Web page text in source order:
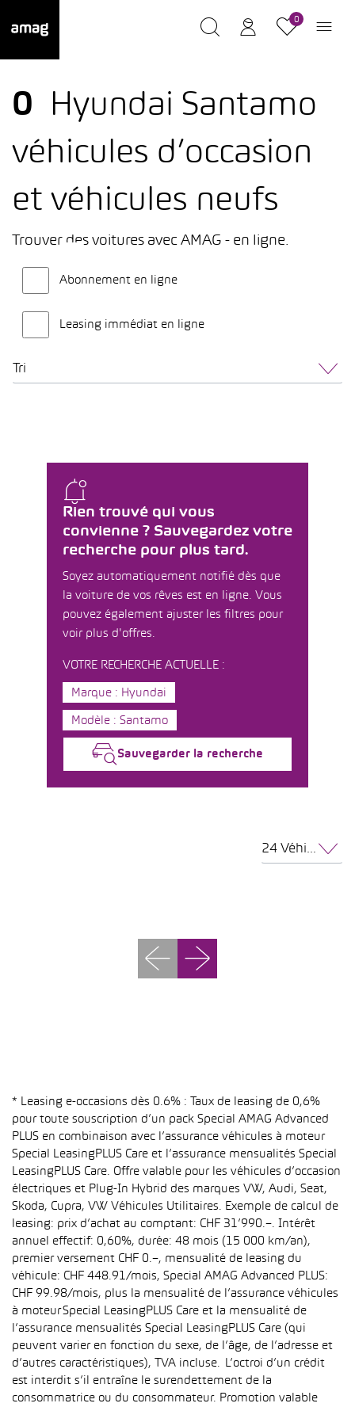
0
0
Hyundai Santamo
véhicules d’occasion
et véhicules neufs
Trouver des voitures avec AMAG - en ligne.
Abonnement en ligne
Leasing immédiat en ligne
Tri
Rien trouvé qui vous
convienne ? Sauvegardez votre
recherche pour plus tard.
Soyez automatiquement notifié dès que
la voiture de vos rêves est en ligne. Vous
pouvez également ajuster les filtres pour
voir plus d'offres.
VOTRE RECHERCHE ACTUELLE :
Marque : Hyundai
Modèle : Santamo
Sauvegarder la recherche
24 Véhicules par page
* Leasing e-occasions dès 0.6% : Taux de leasing de 0,6%
pour toute souscription d’un pack Special AMAG Advanced
PLUS en combinaison avec l’assurance véhicules à moteur
Special LeasingPLUS Care et l’assurance mensualités Special
LeasingPLUS Care. Offre valable pour les véhicules d’occasion
électriques et Plug-In Hybrid des marques VW, Audi, Seat,
Skoda, Cupra, VW Véhicules Utilitaires. Exemple de calcul de
leasing: prix d’achat au comptant: CHF 31’990.–. Intérêt
annuel effectif: 0,60%, durée: 48 mois (15 000 km/an),
premier versement CHF 0.–, mensualité de leasing du
véhicule: CHF 448.91/mois, Special AMAG Advanced PLUS:
CHF 99.98/mois, plus la mensualité de l’assurance véhicules
à moteur Special LeasingPLUS Care et la mensualité de
l’assurance mensualités Special LeasingPLUS Care (qui
peuvent varier en fonction du sexe, de l’âge, de l’adresse et
d’autres caractéristiques), TVA incluse. L’octroi d’un crédit
est interdit s’il entraîne le surendettement de la
consommatrice ou du consommateur. Promotion valable